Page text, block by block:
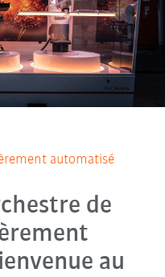
automatisé
de
au